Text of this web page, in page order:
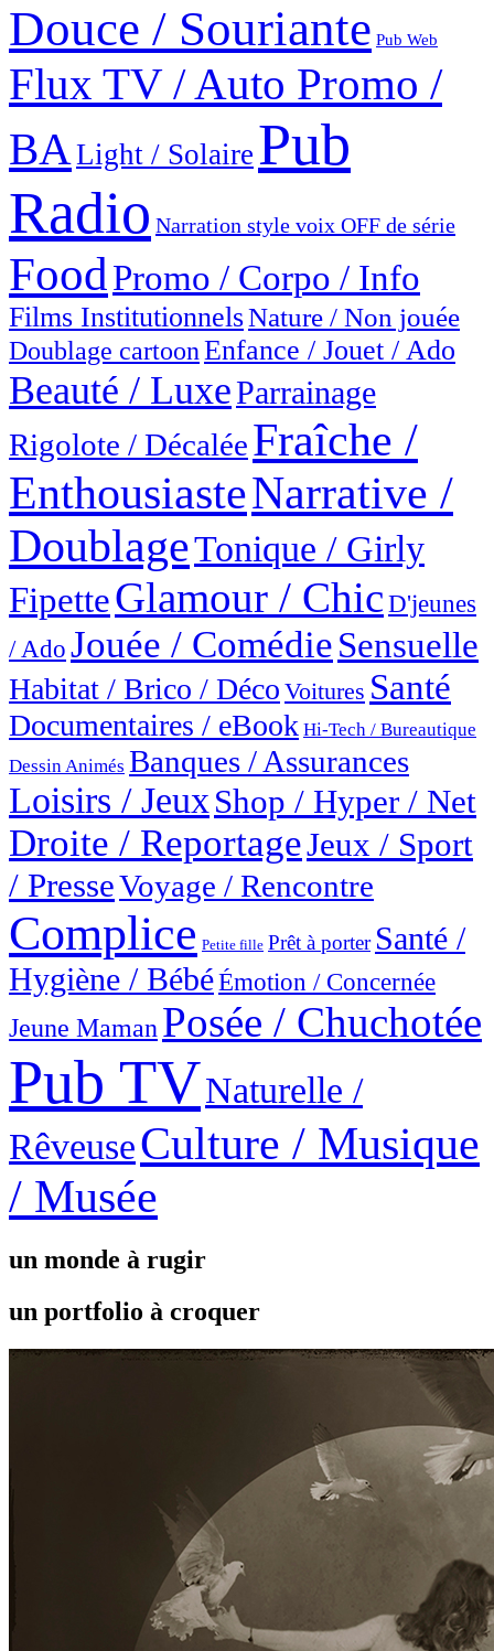
Douce / Souriante Pub Web
Flux TV / Auto Promo /
BALight / Solaire Pub
Radio Narration style voix OFF de série
FoodPromo / Corpo / Info
Films InstitutionnelsNature / Non jouée
Doublage cartoonEnfance / Jouet / Ado
Beauté / LuxeParrainage
Rigolote / DécaléeFraîche /
EnthousiasteNarrative /
DoublageTonique / Girly
FipetteGlamour / Chic D'jeunes
/ Ado Jouée / ComédieSensuelle
Habitat / Brico / Déco Voitures Santé
Documentaires / eBook Hi-Tech / Bureautique
Dessin Animés Banques / Assurances
Loisirs / Jeux Shop / Hyper / Net
Droite / ReportageJeux / Sport
/ PresseVoyage / Rencontre
Complice Petite fille Prêt à porter Santé /
Hygiène / BébéÉmotion / Concernée
Jeune Maman Posée / Chuchotée
Pub TVNaturelle /
RêveuseCulture / Musique
/ Musée
un monde à rugir
un portfolio à croquer